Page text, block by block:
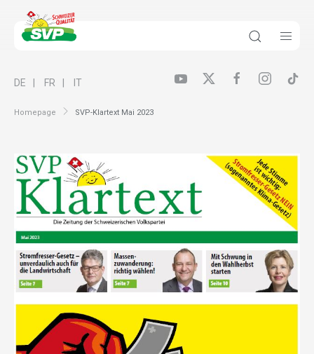
Homepage SVP-Klartext Mai 2023
DE FR IT